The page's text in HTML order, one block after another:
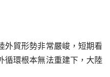
外貿形勢非常嚴峻，短期看
循環根本無法重建下，大陸